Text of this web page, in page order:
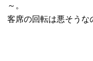
～。
客席の回転は悪そうな